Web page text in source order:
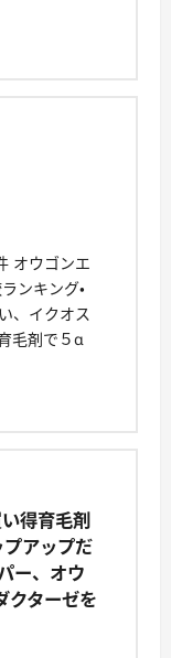
オウゴンエ
ンキング・
、イクオス
毛剤で５α
得育毛剤
プアップだ
ー、オウ
クターゼを